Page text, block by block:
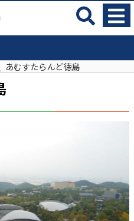
あむすたらんど徳島